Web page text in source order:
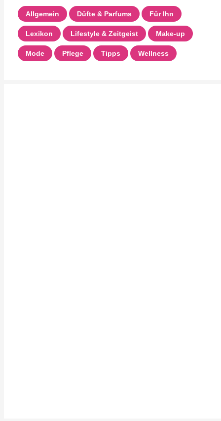
Allgemein Düfte & Parfums Für Ihn
Lexikon Lifestyle & Zeitgeist Make-up
Mode Pflege Tipps Wellness